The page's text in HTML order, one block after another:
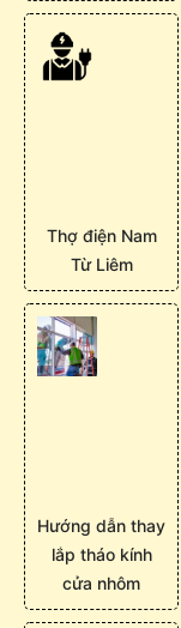
Thợ điện Nam
Từ Liêm
Hướng dẫn thay
lắp tháo kính
cửa nhôm